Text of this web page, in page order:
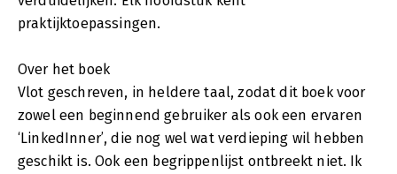
praktijktoepassingen.
Over het boek
Vlot geschreven, in heldere taal, zodat dit boek voor
zowel een beginnend gebruiker als ook een ervaren
‘LinkedInner’, die nog wel wat verdieping wil hebben
geschikt is. Ook een begrippenlijst ontbreekt niet. Ik